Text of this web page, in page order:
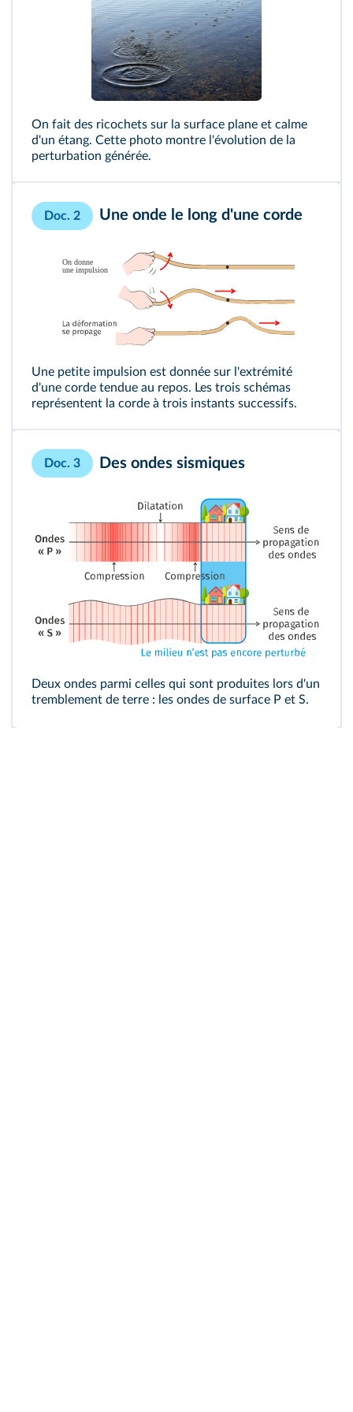
On fait des ricochets sur la surface plane et calme
d'un étang. Cette photo montre l'évolution de la
perturbation générée.
Doc. 2 Une onde le long d'une corde
Une petite impulsion est donnée sur l'extrémité
d'une corde tendue au repos. Les trois schémas
représentent la corde à trois instants successifs.
Doc. 3 Des ondes sismiques
Deux ondes parmi celles qui sont produites lors d'un
tremblement de terre : les ondes de surface P et S.